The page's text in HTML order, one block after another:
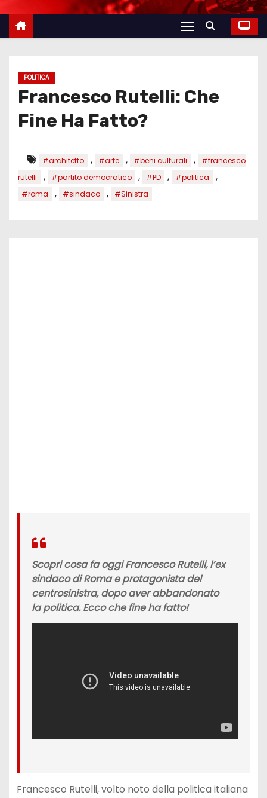
POLITICA
Francesco Rutelli: Che
Fine Ha Fatto?
#architetto , #arte , #beni culturali ,
#francesco
rutelli
, #partito democratico , #PD , #politica ,
#roma , #sindaco , #Sinistra
Scopri cosa fa oggi Francesco Rutelli, l’ex
sindaco di Roma e protagonista del
centrosinistra, dopo aver abbandonato
la politica. Ecco che fine ha fatto!
Francesco Rutelli, volto noto della politica italiana